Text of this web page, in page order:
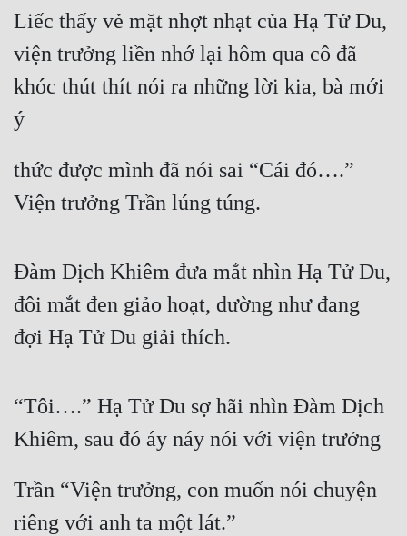
Lịch Sử
Mưu Mô
Mạt Thế
Nữ Cường
Nữ Phụ
Phong Thủy - Tâm Linh
Phản Phái
Quan Trường
Quân Sự
Sảng Văn
Liếc thấy vẻ mặt nhợt nhạt của Hạ Tử Du,
viện trưởng liền nhớ lại hôm qua cô đã
khóc thút thít nói ra những lời kia, bà mới
ý
thức được mình đã nói sai “Cái đó….”
Viện trưởng Trần lúng túng.
Đàm Dịch Khiêm đưa mắt nhìn Hạ Tử Du,
đôi mắt đen giảo hoạt, dường như đang
đợi Hạ Tử Du giải thích.
“Tôi….” Hạ Tử Du sợ hãi nhìn Đàm Dịch
Khiêm, sau đó áy náy nói với viện trưởng
Trần “Viện trưởng, con muốn nói chuyện
riêng với anh ta một lát.”